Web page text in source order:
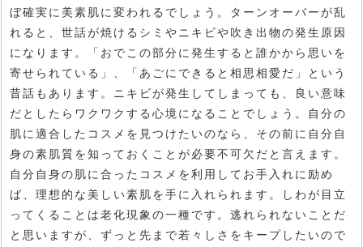
ぼ確実に美素肌に変われるでしょう。ターンオーバーが乱
れると、世話が焼けるシミやニキビや吹き出物の発生原因
になります。「おでこの部分に発生すると誰かから思いを
寄せられている」、「あごにできると相思相愛だ」という
昔話もあります。ニキビが発生してしまっても、良い意味
だとしたらワクワクする心境になることでしょう。自分の
肌に適合したコスメを見つけたいのなら、その前に自分自
身の素肌質を知っておくことが必要不可欠だと言えます。
自分自身の肌に合ったコスメを利用してお手入れに励め
ば、理想的な美しい素肌を手に入れられます。しわが目立
ってくることは老化現象の一種です。逃れられないことだ
と思いますが、ずっと先まで若々しさをキープしたいので